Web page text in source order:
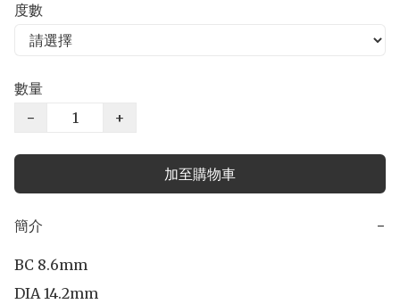
度數
數量
−
+
加至購物車
簡介 −
BC 8.6mm
DIA 14.2mm